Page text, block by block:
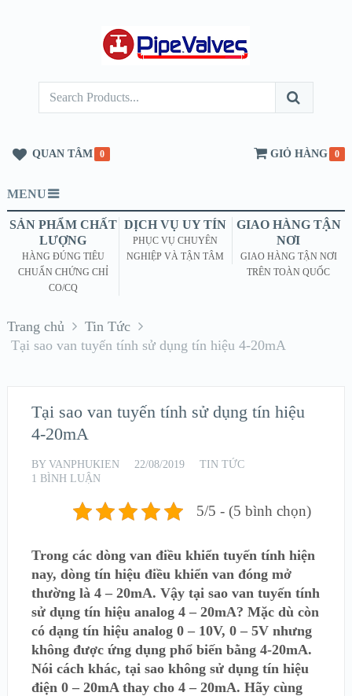
QUAN TÂM 0 GIỎ HÀNG 0
MENU
SẢN PHẨM CHẤT
LƯỢNG
HÀNG ĐÚNG TIÊU
CHUẨN CHỨNG CHỈ
CO/CQ
DỊCH VỤ UY TÍN
PHỤC VỤ CHUYÊN
NGHIỆP VÀ TẬN TÂM
GIAO HÀNG TẬN
NƠI
GIAO HÀNG TẬN NƠI
TRÊN TOÀN QUỐC
Trang chủ
Tin Tức
Tại sao van tuyến tính sử dụng tín hiệu 4-20mA
Tại sao van tuyến tính sử dụng tín hiệu
4-20mA
BY VANPHUKIEN 22/08/2019
TIN TỨC
1 BÌNH LUẬN
5/5 - (5 bình chọn)
Trong các dòng van điều khiển tuyến tính hiện
nay, dòng tín hiệu điều khiển van đóng mở
thường là 4 – 20mA. Vậy tại sao van tuyến tính
sử dụng tín hiệu analog 4 – 20mA? Mặc dù còn
có dạng tín hiệu analog 0 – 10V, 0 – 5V nhưng
không được ứng dụng phổ biến bằng 4-20mA.
Nói cách khác, tại sao không sử dụng tín hiệu
điện 0 – 20mA thay cho 4 – 20mA. Hãy cùng